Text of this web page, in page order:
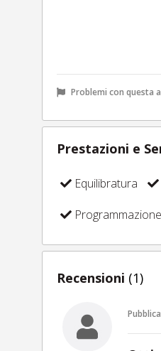
Problemi con questa
Prestazioni e
Equilibratura
Recensioni (1)